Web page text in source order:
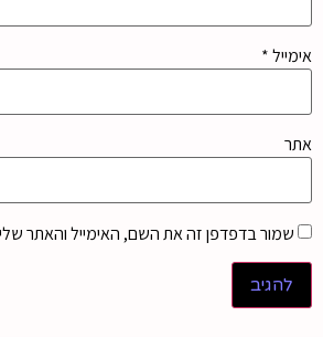
אימייל*
אתר
שמור בדפדפן זה את השם, האימייל והאתר